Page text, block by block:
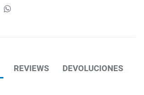
REVIEWS DEVOLUCIONES